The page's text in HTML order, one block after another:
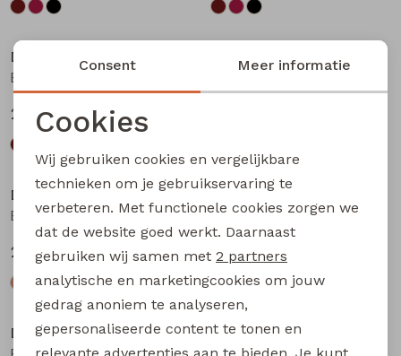
D-zine
24,99
D-zine
D-zine
Babse W20238 meisjes sweatshirt Kit
24,99
D-zine
24,99
D-zine
D-zine
Noodzakelijke cookies
Analytische cookies
Marketing cookies
Consent Meer informatie
Cookies
Wij gebruiken cookies en vergelijkbare
technieken om je gebruikservaring te
verbeteren. Met functionele cookies zorgen we
dat de website goed werkt. Daarnaast
gebruiken wij samen met 2 partners
analytische en marketingcookies om jouw
gedrag anoniem te analyseren,
gepersonaliseerde content te tonen en
relevante advertenties aan te bieden. Je kunt